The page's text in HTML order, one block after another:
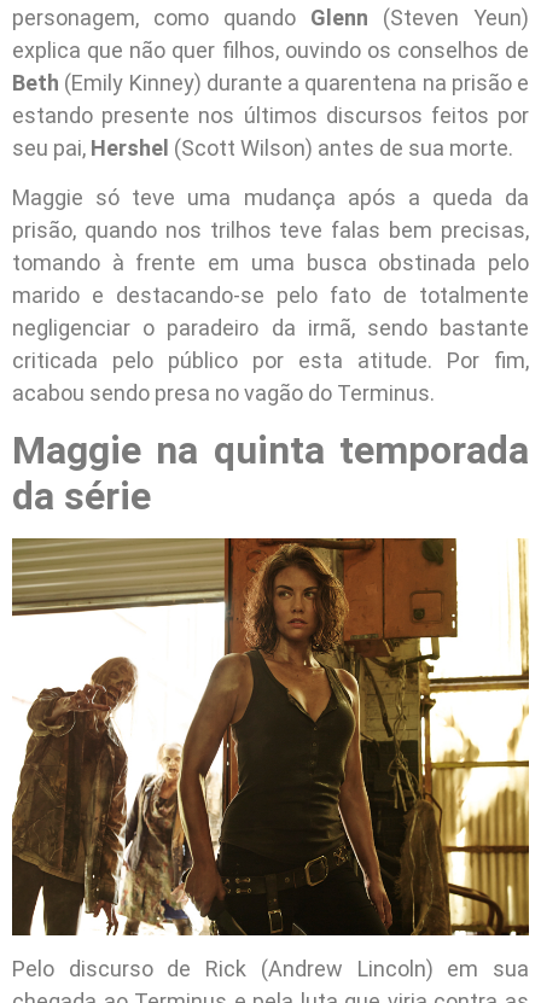
personagem, como quando Glenn (Steven Yeun)
explica que não quer filhos, ouvindo os conselhos de
Beth (Emily Kinney) durante a quarentena na prisão e
estando presente nos últimos discursos feitos por
seu pai, Hershel (Scott Wilson) antes de sua morte.
Maggie só teve uma mudança após a queda da
prisão, quando nos trilhos teve falas bem precisas,
tomando à frente em uma busca obstinada pelo
marido e destacando-se pelo fato de totalmente
negligenciar o paradeiro da irmã, sendo bastante
criticada pelo público por esta atitude. Por fim,
acabou sendo presa no vagão do Terminus.
Maggie na quinta temporada
da série
Pelo discurso de Rick (Andrew Lincoln) em sua